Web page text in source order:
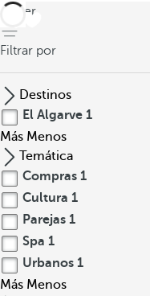
volver
Filtrar por
Destinos
El Algarve 1
Más Menos
Temática
Compras 1
Cultura 1
Parejas 1
Spa 1
Urbanos 1
Más Menos
s
y
d
o
r
a
d
o
s
,
c
u
e
v